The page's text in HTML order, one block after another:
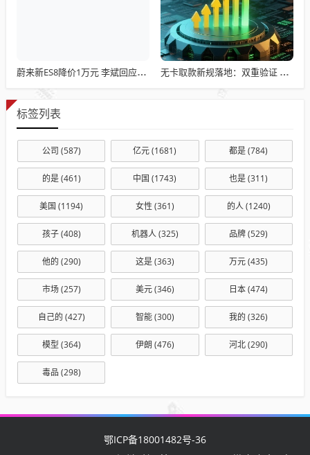
蔚来新ES8降价1万元 李斌回应订单争议 无卡取款新规落地：双重验证 + 限额管控，数字凭证安全成核心
标签列表
公司 (587) 亿元(1681) 都是(784)
的是(461) 中国 (1743) 也是(311)
美国 (1194) 女性 (361) 的人(1240)
孩子(408) 机器人(325) 品牌(529)
他的 (290) 这是(363) 万元(435)
市场(257) 美元(346) 日本(474)
自己的 (427) 智能(300) 我的 (326)
模型 (364) 伊朗 (476) 河北(290)
毒品 (298)
鄂ICP备18001482号-36